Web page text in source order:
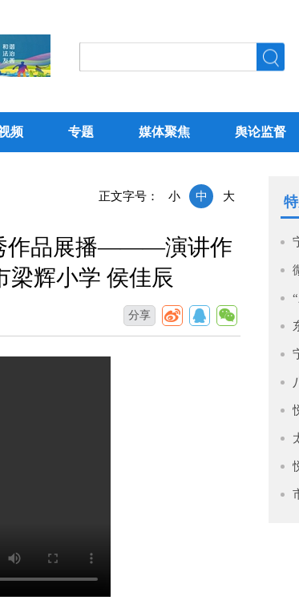
频 专题 媒体聚焦 舆论监督
正文字号： 小 中 大
作品展播———演讲作
梁辉小学 侯佳辰
分享